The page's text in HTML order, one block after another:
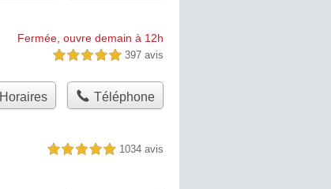
Fermée, ouvre demain à 12h
5,0 étoiles sur 5 397 avis
Horaires Téléphone
5,0 étoiles sur 5 1034 avis